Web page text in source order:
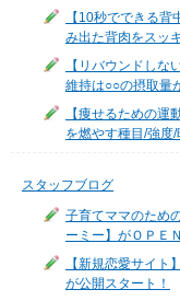
【10秒でできる
み出た背肉をスッ
【リバウンドしな
維持は○○の摂取量
【痩せるための運
を燃やす種目/強度/
スタッフブログ
子育てママのため
ーミー】がＯＰＥ
【新規恋愛サイト
が公開スタート！